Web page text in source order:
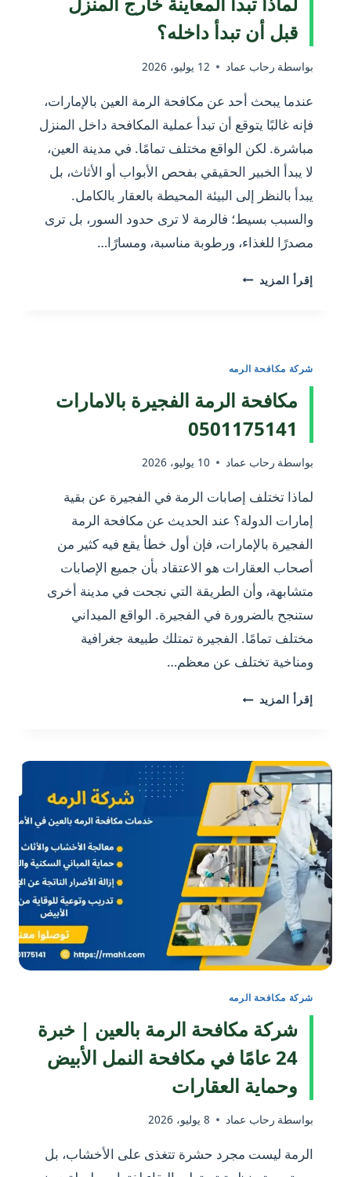
قبل أن تبدأ داخله؟
بواسطة رحاب عماد 12 يوليو، 2026
عندما يبحث أحد عن مكافحة الرمة العين بالإمارات،
فإنه غالبًا يتوقع أن تبدأ عملية المكافحة داخل المنزل
مباشرة. لكن الواقع مختلف تمامًا. في مدينة العين،
لا يبدأ الخبير الحقيقي بفحص الأبواب أو الأثاث، بل
يبدأ بالنظر إلى البيئة المحيطة بالعقار بالكامل.
والسبب بسيط؛ فالرمة لا ترى حدود السور، بل ترى
مصدرًا للغذاء، ورطوبة مناسبة، ومسارًا…
إقرأ المزيد مكافحة
تبدأ
المعاينة
خارج
المنزل
أن
داخله؟
شركة مكافحة الرمه
مكافحة الرمة الفجيرة بالامارات
0501175141
بواسطة رحاب عماد 10 يوليو، 2026
لماذا تختلف إصابات الرمة في الفجيرة عن بقية
إمارات الدولة؟ عند الحديث عن مكافحة الرمة
الفجيرة بالإمارات، فإن أول خطأ يقع فيه كثير من
أصحاب العقارات هو الاعتقاد بأن جميع الإصابات
متشابهة، وأن الطريقة التي نجحت في مدينة أخرى
ستنجح بالضرورة في الفجيرة. الواقع الميداني
مختلف تمامًا. الفجيرة تمتلك طبيعة جغرافية
ومناخية تختلف عن معظم…
إقرأ المزيد مكافحة
0501175141
شركة مكافحة الرمه
شركة مكافحة الرمة بالعين | خبرة
24 عامًا في مكافحة النمل الأبيض
وحماية العقارات
بواسطة رحاب عماد 8 يوليو، 2026
الرمة ليست مجرد حشرة تتغذى على الأخشاب، بل